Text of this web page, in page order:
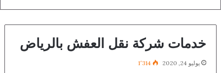
خدمات شركة نقل العفش بالرياض
يوليو 24, 2020 1٬314